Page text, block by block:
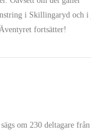
i Skillingaryd och
fortsätter!
om 230 deltagare från